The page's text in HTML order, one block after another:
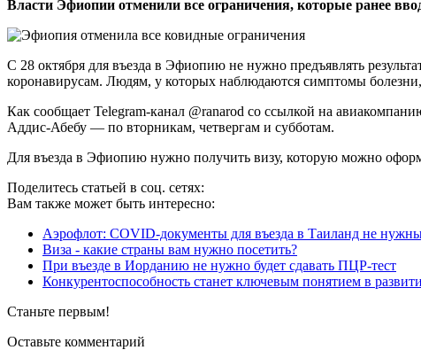
Власти Эфиопии отменили все ограничения, которые ранее
С 28 октября для въезда в Эфиопию не нужно предъявлять
коронавирусам. Людям, у которых наблюдаются симптомы болезни,
Как сообщает Telegram-канал @ranarod со ссылкой на
Аддис-Абебу — по вторникам, четвергам и субботам.
Для въезда в Эфиопию нужно получить визу, которую можно
Поделитесь статьей в соц. сетях:
Вам также может быть интересно:
Аэрофлот: COVID-документы для въезда в Таиланд не
Виза - какие страны вам нужно посетить?
При въезде в Иорданию не нужно будет сдавать ПЦР-тест
Конкурентоспособность станет ключевым понятием в
Станьте первым!
Оставьте комментарий